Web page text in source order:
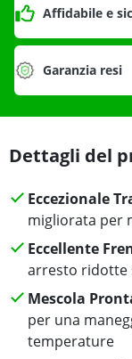
Affidabile e
Garanzia resi
Dettagli del
Eccezionale
migliorata per
Eccellente
arresto ridotte
Mescola
per una
temperature